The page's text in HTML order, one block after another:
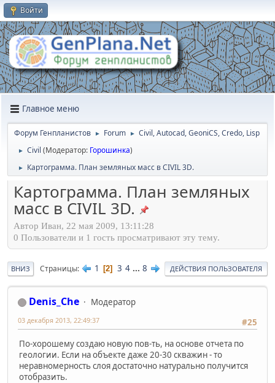
Войти
Главное меню
Форум Генпланистов ► Forum ► Civil, Autocad, GeoniCS, Credo, Lisp
► Civil (Модератор: Горошинка)
► Картограмма. План земляных масс в CIVIL 3D.
Картограмма. План земляных
масс в CIVIL 3D.
Автор Иван, 22 мая 2009, 13:11:28
0 Пользователи и 1 гость просматривают эту тему.
ВНИЗ Страницы 1 2 3 4 ... 8 ДЕЙСТВИЯ ПОЛЬЗОВАТЕЛЯ
Denis_Che
Модератор
#25
03 декабря 2013, 22:49:37
По-хорошему создаю новую пов-ть, на основе отчета по
геологии. Если на объекте даже 20-30 скважин - то
неравномерность слоя достаточно натурально получится
отобразить.